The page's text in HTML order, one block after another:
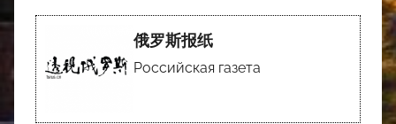
俄罗斯报纸
Российская газета